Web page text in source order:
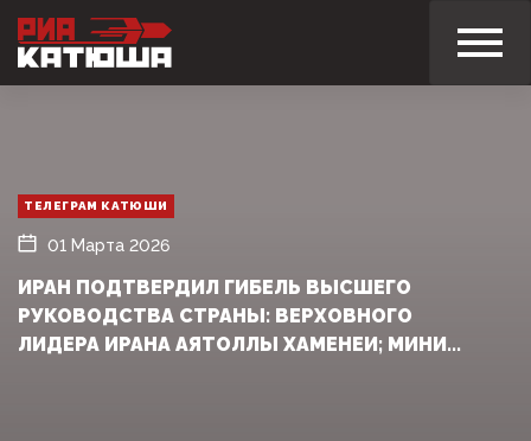
ТЕЛЕГРАМ КАТЮШИ
01 Марта 2026
ИРАН ПОДТВЕРДИЛ ГИБЕЛЬ ВЫСШЕГО
РУКОВОДСТВА СТРАНЫ: ВЕРХОВНОГО
ЛИДЕРА ИРАНА АЯТОЛЛЫ ХАМЕНЕИ; МИНИ...